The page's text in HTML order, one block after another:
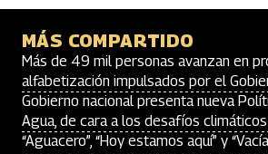
MÁS COMPARTIDO
Más de 49 mil personas avanzan en
alfabetización impulsados por el
Gobierno nacional presenta nueva
Agua, de cara a los desafíos
“Aguacero”, “Hoy estamos aquí” y